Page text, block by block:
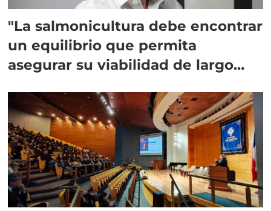
"La salmonicultura debe encontrar
un equilibrio que permita
asegurar su viabilidad de largo